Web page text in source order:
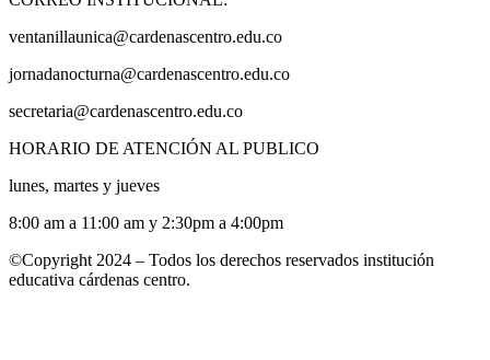
ventanillaunica@cardenascentro.edu.co
jornadanocturna@cardenascentro.edu.co
secretaria@cardenascentro.edu.co
HORARIO DE ATENCIÓN AL PUBLICO
lunes, martes y jueves
8:00 am a 11:00 am y 2:30pm a 4:00pm
©Copyright 2024 – Todos los derechos reservados institución
educativa cárdenas centro.